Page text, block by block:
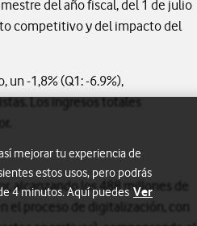
del año fiscal, del 1 de julio
competitivo y del impacto del
-1,8% (Q1: -6.9%),
Los ingresos totales
alcanzando los 488 millones de
el proceso de digitalización, con
mejorar tu experiencia de
estos usos, pero podrás
4 minutos. Aquí puedes Ver